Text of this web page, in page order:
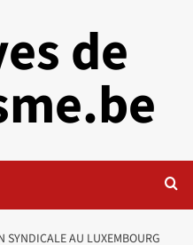
de
SYNDICALE AU LUXEMBOURG